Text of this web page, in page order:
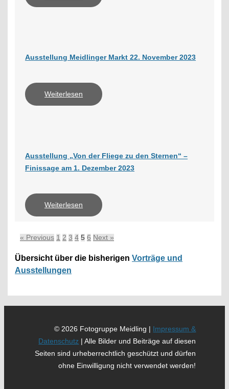
Ausstellung Meidlinger Markt 22. November 2023
Weiterlesen
Ausstellung „Von der Fliege zu den Sternen“ –
Finissage am 1. Dezember 2023
Weiterlesen
« Previous 1 2 3 4 5 6 Next »
Übersicht über die bisherigenVorträge und
Ausstellungen
© 2026 Fotogruppe Meidling |
Impressum &
Datenschutz | Alle Bilder und Beiträge auf diesen
Seiten sind urheberrechtlich geschützt und dürfen
ohne Einwilligung nicht verwendet werden!